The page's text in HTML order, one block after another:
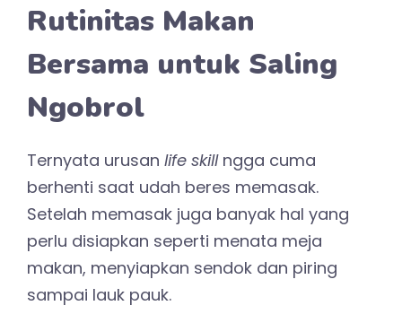
Rutinitas Makan
Bersama untuk Saling
Ngobrol
Ternyata urusan life skill ngga cuma
berhenti saat udah beres memasak.
Setelah memasak juga banyak hal yang
perlu disiapkan seperti menata meja
makan, menyiapkan sendok dan piring
sampai lauk pauk.